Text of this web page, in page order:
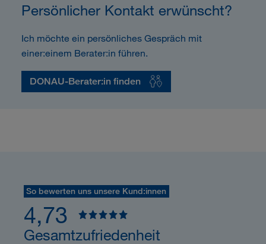
Persönlicher Kontakt erwünscht?
Ich möchte ein persönliches Gespräch mit
einer:einem Berater:in führen.
DONAU-Berater:in finden
So bewerten uns unsere Kund:innen
4,73
Gesamtzufriedenheit